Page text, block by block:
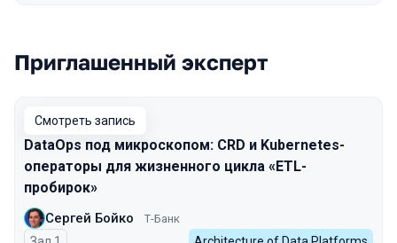
Приглашенный эксперт
Смотреть запись
DataOps под микроскопом: CRD и Kubernetes-
операторы для жизненного цикла «ETL-
пробирок»
Сергей Бойко Т-Банк